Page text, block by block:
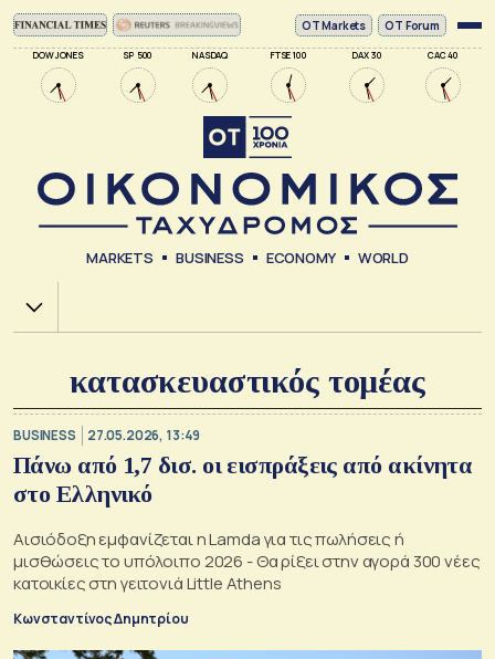
DOW JONES SP 500 NASDAQ FTSE 100 DAX 30 CAC 40
ΟΤ Markets OT Forum
MARKETS BUSINESS ECONOMY WORLD
Χ.Α.
κατασκευαστικός τομέας
BUSINESS 27.05.2026, 13:49
Πάνω από 1,7 δισ. οι εισπράξεις από ακίνητα
στο Ελληνικό
Αισιόδοξη εμφανίζεται η Lamda για τις πωλήσεις ή
μισθώσεις το υπόλοιπο 2026 - Θα ρίξει στην αγορά 300 νέες
κατοικίες στη γειτονιά Little Athens
Κωνσταντίνος Δημητρίου